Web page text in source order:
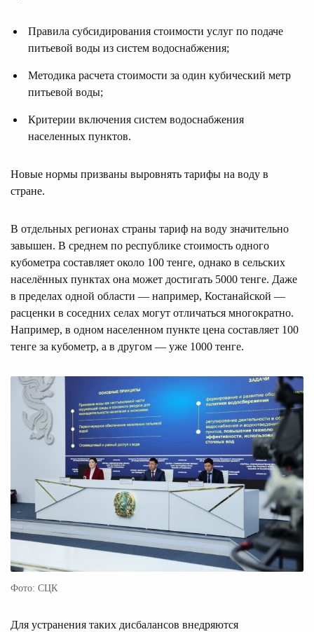
Правила субсидирования стоимости услуг по подаче
питьевой воды из систем водоснабжения;
Методика расчета стоимости за один кубический метр
питьевой воды;
Критерии включения систем водоснабжения
населенных пунктов.
Новые нормы призваны выровнять тарифы на воду в
стране.
В отдельных регионах страны тариф на воду значительно
завышен. В среднем по республике стоимость одного
кубометра составляет около 100 тенге, однако в сельских
населённых пунктах она может достигать 5000 тенге. Даже
в пределах одной области — например, Костанайской —
расценки в соседних селах могут отличаться многократно.
Например, в одном населенном пункте цена составляет 100
тенге за кубометр, а в другом — уже 1000 тенге.
Фото: СЦК
Для устранения таких дисбалансов внедряются